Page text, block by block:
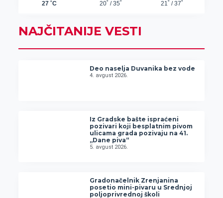
NAJČITANIJE VESTI
Deo naselja Duvanika bez vode
4. avgust 2026.
Iz Gradske bašte ispraćeni
pozivari koji besplatnim pivom
ulicama grada pozivaju na 41.
„Dane piva“
5. avgust 2026.
Gradonačelnik Zrenjanina
posetio mini-pivaru u Srednjoj
poljoprivrednoj školi